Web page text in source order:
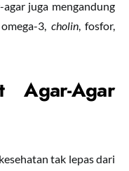
juga mengandung
3, cholin, fosfor,
Agar-Agar
tak lepas dari